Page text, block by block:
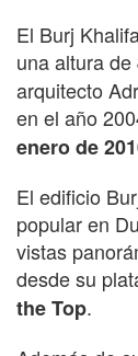
El Burj
una altura de
arquitecto
en el año
enero de
El edificio
popular en
vistas
desde su
the Top.